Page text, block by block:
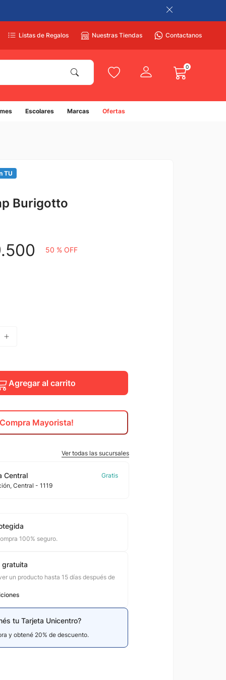
Listas de Regalos Nuestras Tiendas Contactanos
0
Escolares Marcas Ofertas
TU
Burigotto
.500 50 % OFF
Agregar al carrito
Mayorista!
Ver todas las sucursales
Central
, Central - 1119
100% seguro.
gratuita
un producto hasta 15 días después de
tu Tarjeta Unicentro?
y obtené 20% de descuento.